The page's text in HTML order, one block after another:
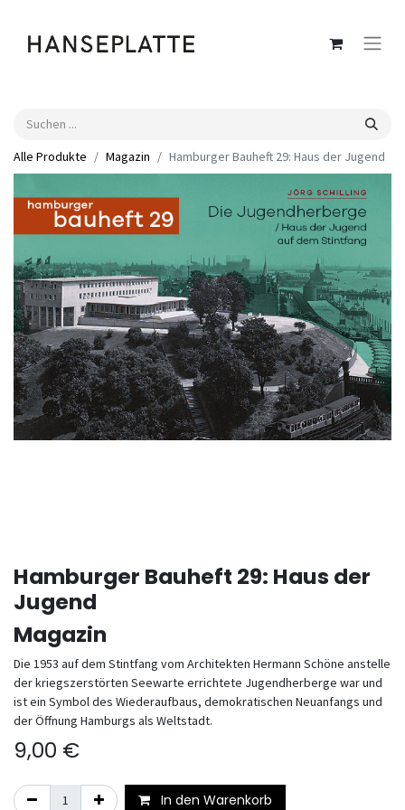
Alle Produkte Magazin Hamburger Bauheft 29: Haus der Jugend
Hamburger Bauheft 29: Haus der
Jugend
Magazin
Die 1953 auf dem Stintfang vom Architekten Hermann Schöne anstelle
der kriegszerstörten Seewarte errichtete Jugendherberge war und
ist ein Symbol des Wiederaufbaus, demokratischen Neuanfangs und
der Öffnung Hamburgs als Weltstadt.
9,00 €
In den Warenkorb